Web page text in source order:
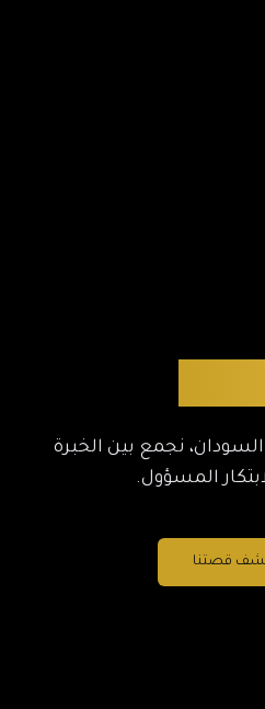
نجمع بين الخبرة
المسؤول.
قصتنا